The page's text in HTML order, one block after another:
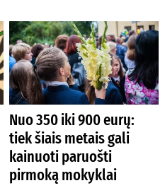
Nuo 350 iki 900 eurų:
tiek šiais metais gali
kainuoti paruošti
pirmoką mokyklai